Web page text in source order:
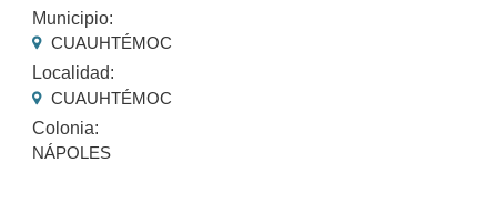
Municipio:
CUAUHTÉMOC
Localidad:
CUAUHTÉMOC
Colonia:
NÁPOLES